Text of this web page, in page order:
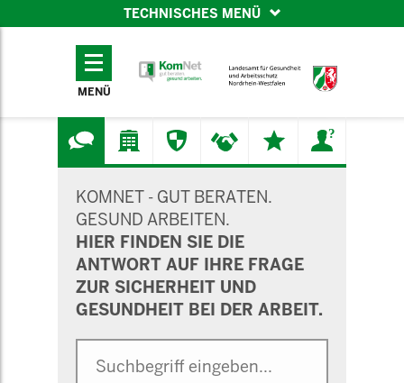
TECHNISCHES MENÜ
TECHNISCHES
MENÜ
KOMNET - GUT BERATEN.
GESUND ARBEITEN.
HIER FINDEN SIE DIE
ANTWORT AUF IHRE FRAGE
ZUR SICHERHEIT UND
GESUNDHEIT BEI DER ARBEIT.